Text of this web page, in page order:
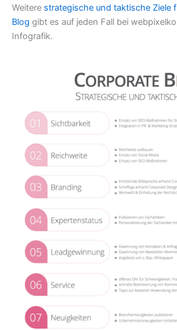
Weitere strategische und taktische Ziele
Blog gibt es auf jeden Fall bei
Infografik.